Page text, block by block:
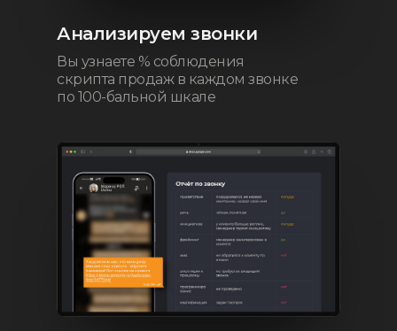
Анализируем звонки
Вы узнаете % соблюдения
скрипта продаж в каждом звонке
по 100-бальной шкале